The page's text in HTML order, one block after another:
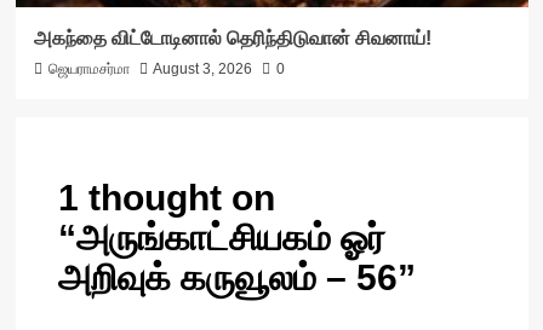
அகந்தை விட்டோடினால் தெரிந்திடுவான் சிவனாய்!
ஜெயராமசர்மா August 3, 2026 0
1 thought on
“அருங்காட்சியகம் ஓர்
அறிவுக் கருவூலம் – 56”